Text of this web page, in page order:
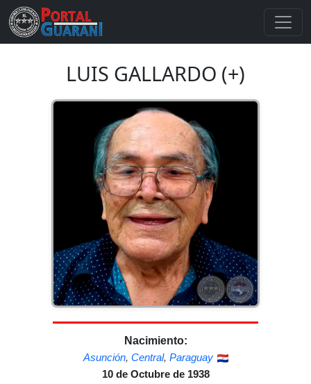
LUIS GALLARDO (+)
Nacimiento:
Asunción, Central, Paraguay
10 de Octubre de 1938